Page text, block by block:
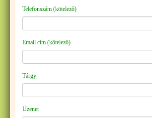
Telefonszám (kötelező)
Email cím (kötelező)
Tárgy
Üzenet